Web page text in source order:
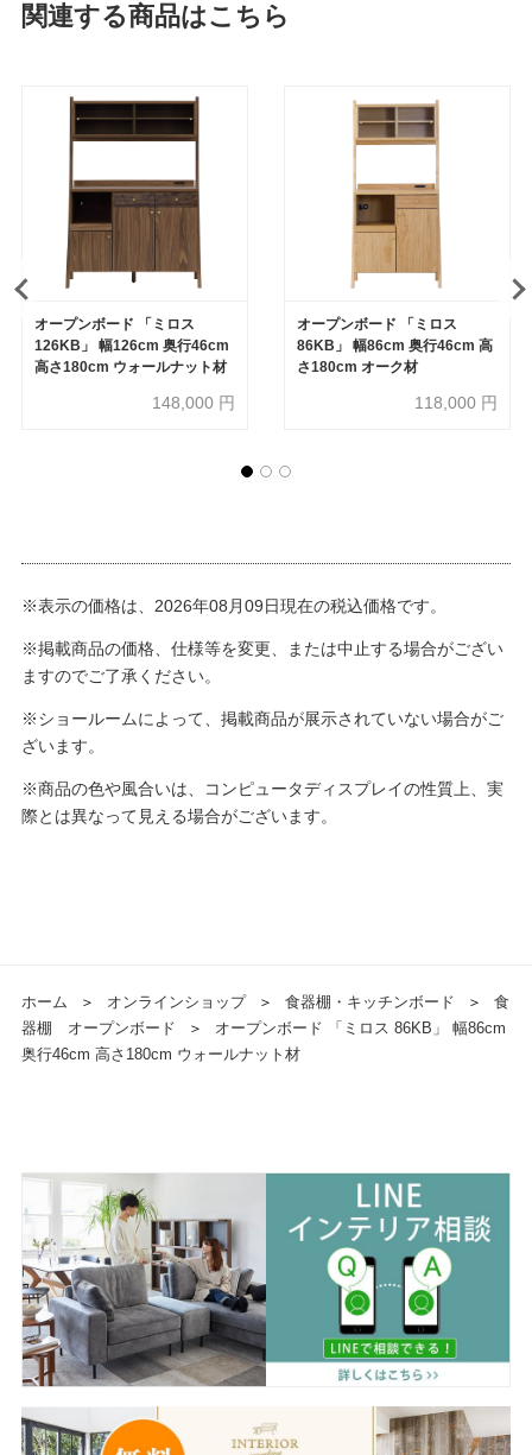
関連する商品はこちら
オープンボード 「ミロス
126KB」 幅126cm 奥行46cm
高さ180cm ウォールナット材
148,000 円
オープンボード 「ミロス
86KB」 幅86cm 奥行46cm 高
さ180cm オーク材
118,000 円
※表示の価格は、2026年08月09日現在の税込価格です。
※掲載商品の価格、仕様等を変更、または中止する場合がござい
ますのでご了承ください。
※ショールームによって、掲載商品が展示されていない場合がご
ざいます。
※商品の色や風合いは、コンピュータディスプレイの性質上、実
際とは異なって見える場合がございます。
ホーム ＞ オンラインショップ ＞ 食器棚・キッチンボード ＞
食
器棚 オープンボード
＞
オープンボード 「ミロス 86KB」 幅86cm
奥行46cm 高さ180cm ウォールナット材